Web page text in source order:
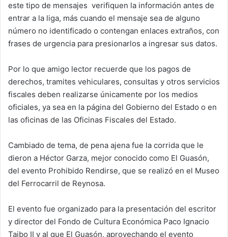
este tipo de mensajes verifiquen la información antes de
entrar a la liga, más cuando el mensaje sea de alguno
número no identificado o contengan enlaces extraños, con
frases de urgencia para presionarlos a ingresar sus datos.
Por lo que amigo lector recuerde que los pagos de
derechos, tramites vehiculares, consultas y otros servicios
fiscales deben realizarse únicamente por los medios
oficiales, ya sea en la página del Gobierno del Estado o en
las oficinas de las Oficinas Fiscales del Estado.
Cambiado de tema, de pena ajena fue la corrida que le
dieron a Héctor Garza, mejor conocido como El Guasón,
del evento Prohibido Rendirse, que se realizó en el Museo
del Ferrocarril de Reynosa.
El evento fue organizado para la presentación del escritor
y director del Fondo de Cultura Económica Paco Ignacio
Taibo II y al que El Guasón, aprovechando el evento